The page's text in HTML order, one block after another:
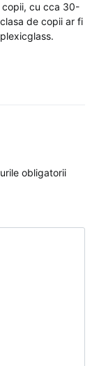
copii, cu cca 30-
de copii ar fi
obligatorii